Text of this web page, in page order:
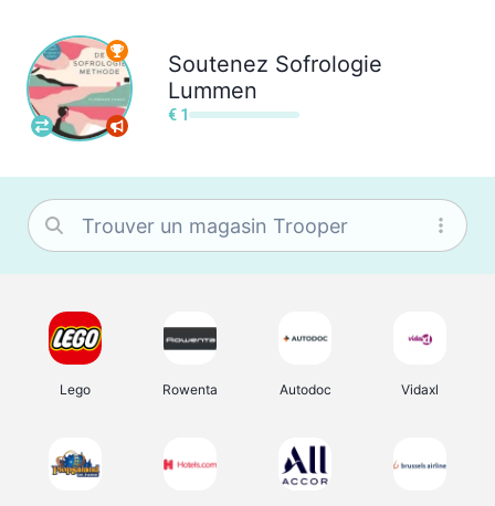
Soutenez Sofrologie
Lummen
€ 1
Lego Rowenta Autodoc Vidaxl